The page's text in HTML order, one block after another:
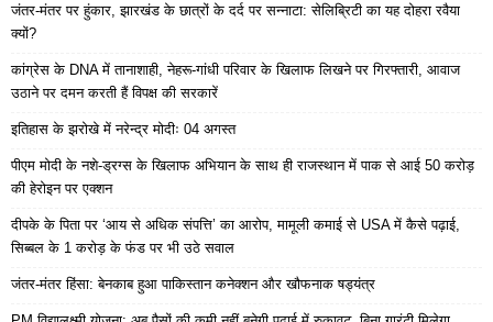
जंतर-मंतर पर हुंकार, झारखंड के छात्रों के दर्द पर सन्नाटा: सेलिब्रिटी का यह दोहरा रवैया
क्यों?
कांग्रेस के DNA में तानाशाही, नेहरू-गांधी परिवार के खिलाफ लिखने पर गिरफ्तारी, आवाज
उठाने पर दमन करती हैं विपक्ष की सरकारें
इतिहास के झरोखे में नरेन्द्र मोदीः 04 अगस्त
पीएम मोदी के नशे-ड्रग्स के खिलाफ अभियान के साथ ही राजस्थान में पाक से आई 50 करोड़
की हेरोइन पर एक्शन
दीपके के पिता पर ‘आय से अधिक संपत्ति’ का आरोप, मामूली कमाई से USA में कैसे पढ़ाई,
सिब्बल के 1 करोड़ के फंड पर भी उठे सवाल
जंतर-मंतर हिंसा: बेनकाब हुआ पाकिस्तान कनेक्शन और खौफनाक षड्यंत्र